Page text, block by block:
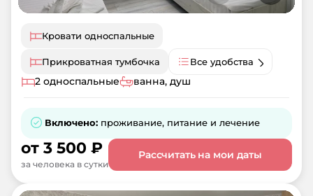
Кровати односпальные
Прикроватная тумбочка
Все удобства
2 односпальные
ванна, душ
Включено: проживание, питание и лечение
от 3 500 ₽
за человека в сутки
Рассчитать на мои даты